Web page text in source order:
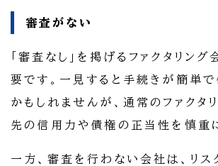
審査がない
「審査なし」を掲げるファクタリン
要です。一見すると手続きが簡単で
かもしれませんが、通常のファクタ
先の信用力や債権の正当性を慎重
一方、審査を行わない会社は、リス